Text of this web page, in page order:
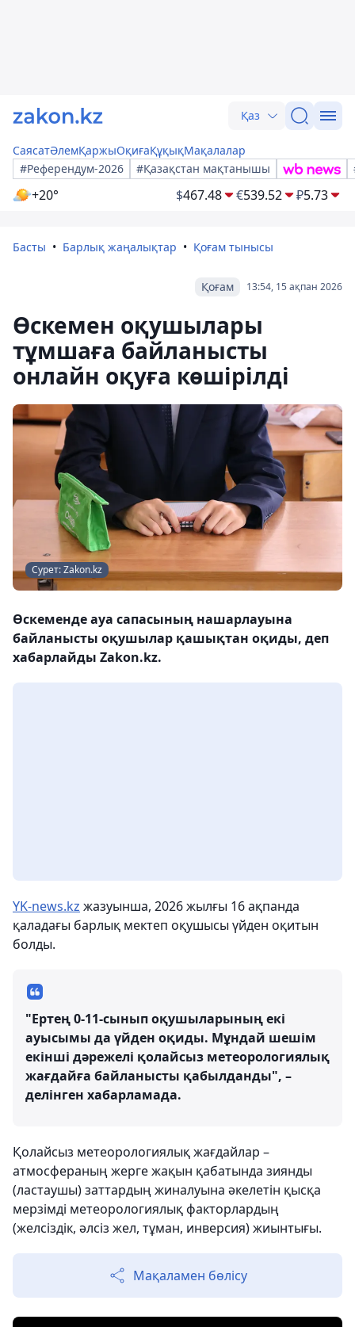
Қаз
СаясатӘлемҚаржыОқиғаҚұқықМақалалар
#Референдум-2026
#Қазақстан мақтанышы
+20° $467.48 €539.52 ₽5.73
Басты Барлық жаңалықтар Қоғам тынысы
13:54, 15 ақпан 2026
Қоғам
Өскемен оқушылары
тұмшаға байланысты
онлайн оқуға көшірілді
Сурет: Zakon.kz
Өскеменде ауа сапасының нашарлауына
байланысты оқушылар қашықтан оқиды, деп
хабарлайды Zakon.kz.
YK-news.kz жазуынша, 2026 жылғы 16 ақпанда
қаладағы барлық мектеп оқушысы үйден оқитын
болды.
"Ертең 0-11-сынып оқушыларының екі
ауысымы да үйден оқиды. Мұндай шешім
екінші дәрежелі қолайсыз метеорологиялық
жағдайға байланысты қабылданды", –
делінген хабарламада.
Қолайсыз метеорологиялық жағдайлар –
атмосфераның жерге жақын қабатында зиянды
(ластаушы) заттардың жиналуына әкелетін қысқа
мерзімді метеорологиялық факторлардың
(желсіздік, әлсіз жел, тұман, инверсия) жиынтығы.
Мақаламен бөлісу